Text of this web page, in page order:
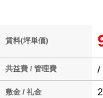
賃料(坪単価)
共益費 / 管理費 /
敷金 / 礼金